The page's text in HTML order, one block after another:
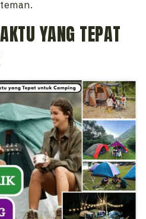
YANG TEPAT